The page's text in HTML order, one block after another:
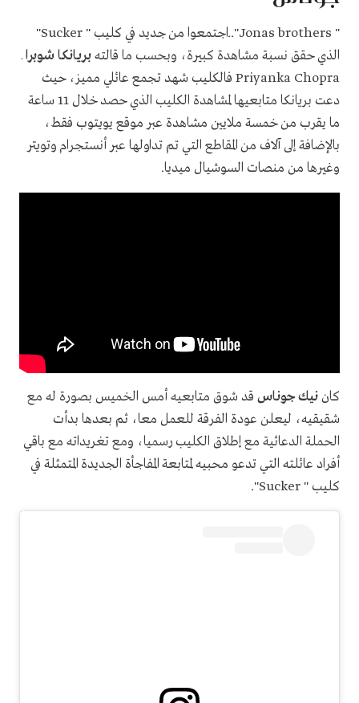
brothers
Jonas"..اجتمعوا من جديد في كليب "Sucker
"
الذي حقق نسبة مشاهدة كبيرة، وبحسب ما قالتهبريانكا شوبراـ
Priyanka Chopra فالكليب شهد تجمع عائلي مميز، حيث
دعت بريانكا متابعيها لمشاهدة الكليب الذي حصد خلال 11 ساعة
ما يقرب من خمسة ملايين مشاهدة عبر موقع يويتوب فقط،
بالإضافة إلى آلاف من المقاطع التي تم تداولها عبر أنستجرام وتويتر
وغيرها من منصات السوشيال ميديا.
كاننيك جوناسقد شوق متابعيه أمس الخميس بصورة له مع
شقيقيه، ليعلن عودة الفرقة للعمل معا، ثم بعدها بدأت
الحملة الدعائية مع إطلاق الكليب رسميا، ومع تغريداته مع باقي
أفراد عائلته التي تدعو محبيه لمتابعة المفاجأة الجديدة المتمثلة في
كليب "Sucker
".